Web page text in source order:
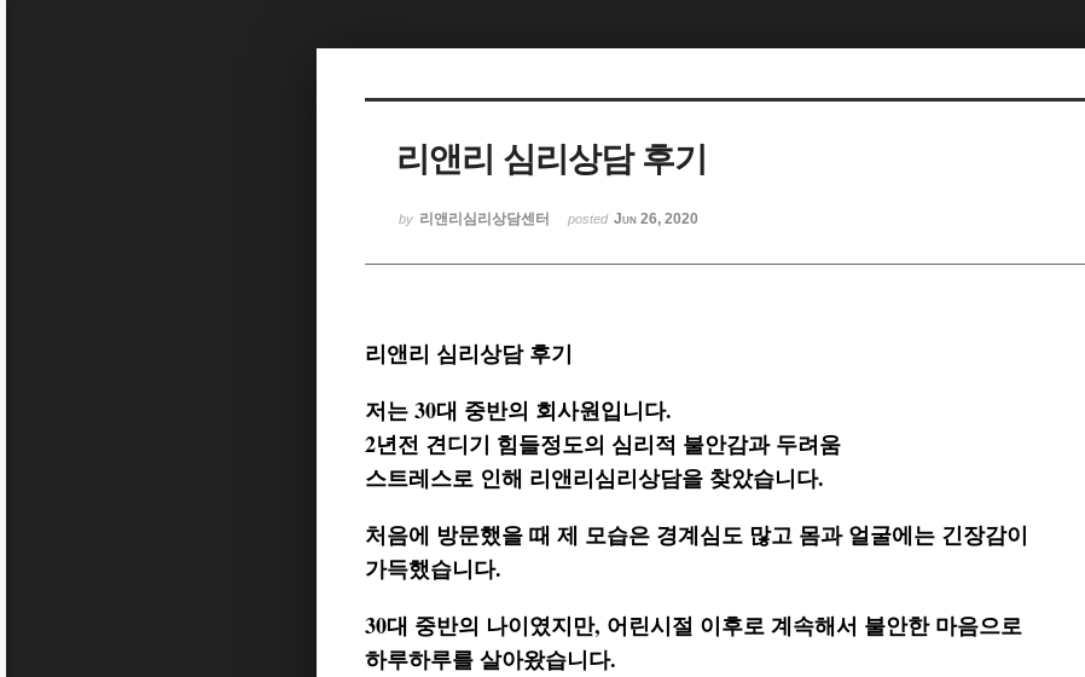
리앤리 심리상담 후기
by 리앤리심리상담센터 posted Jun 26, 2020
리앤리 심리상담 후기
저는 30대 중반의 회사원입니다.
2년전 견디기 힘들정도의 심리적 불안감과 두려움
스트레스로 인해 리앤리심리상담을 찾았습니다.
처음에 방문했을 때 제 모습은 경계심도 많고 몸과 얼굴에는 긴장감이
가득했습니다.
30대 중반의 나이였지만, 어린시절 이후로 계속해서 불안한 마음으로
하루하루를 살아왔습니다.
Sketchbook5, 스케치북5
Sketchbook5, 스케치북5